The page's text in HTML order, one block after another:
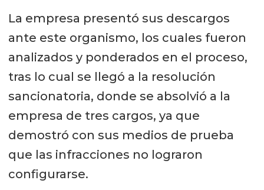
La empresa presentó sus descargos
ante este organismo, los cuales fueron
analizados y ponderados en el proceso,
tras lo cual se llegó a la resolución
sancionatoria, donde se absolvió a la
empresa de tres cargos, ya que
demostró con sus medios de prueba
que las infracciones no lograron
configurarse.